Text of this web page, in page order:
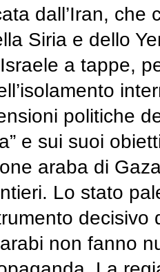
dall’Iran, che
Siria e dello
a tappe,
politiche
e sui suoi
araba di
Lo stato
non fanno